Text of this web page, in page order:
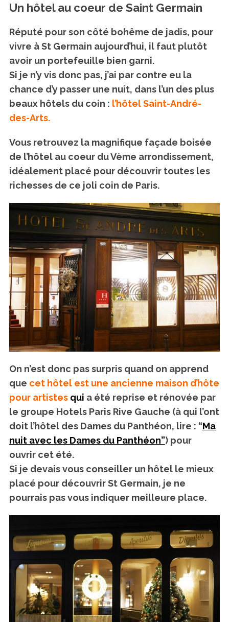
Un hôtel au coeur de Saint Germain
Réputé pour son côté bohême de jadis, pour
vivre à St Germain aujourd’hui, il faut plutôt
avoir un portefeuille bien garni.
Si je n’y vis donc pas, j’ai par contre eu la
chance d’y passer une nuit, dans l’un des plus
beaux hôtels du coin : l’hôtel Saint-André-
des-Arts.
Vous retrouvez la magnifique façade boisée
de l’hôtel au coeur du Vème arrondissement,
idéalement placé pour découvrir toutes les
richesses de ce joli coin de Paris.
On n’est donc pas surpris quand on apprend
que cet hôtel est une ancienne maison d’hôte
pour artistes qui a été reprise et rénovée par
le groupe Hotels Paris Rive Gauche (à qui l’ont
doit l’hôtel des Dames du Panthéon, lire : “Ma
nuit avec les Dames du Panthéon”) pour
ouvrir cet été.
Si je devais vous conseiller un hôtel le mieux
placé pour découvrir St Germain, je ne
pourrais pas vous indiquer meilleure place.
e
a
r
c
h
f
o
: